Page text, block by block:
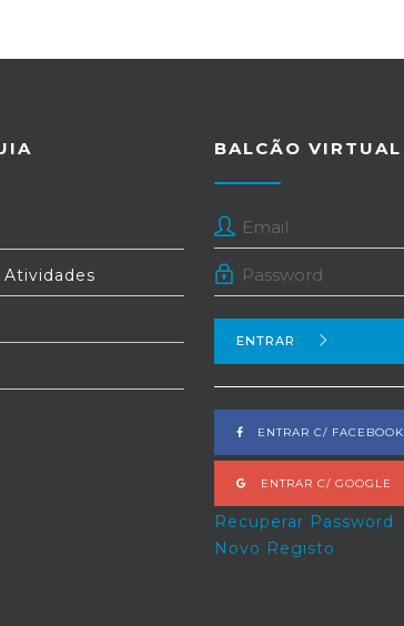
Atividades
BALCÃO VIRTUAL
ENTRAR
ENTRAR C/ FACEBOOK
ENTRAR C/ GOOGLE
Recuperar Password
Novo Registo